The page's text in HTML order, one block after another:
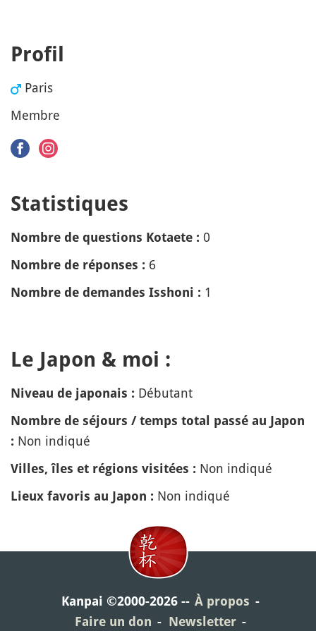
Profil
Paris
Membre
Statistiques
Nombre de questions Kotaete : 0
Nombre de réponses : 6
Nombre de demandes Isshoni : 1
Le Japon & moi :
Niveau de japonais : Débutant
Nombre de séjours / temps total passé au Japon
: Non indiqué
Villes, îles et régions visitées : Non indiqué
Lieux favoris au Japon : Non indiqué
Kanpai ©2000-2026
À propos
Faire un don
Newsletter